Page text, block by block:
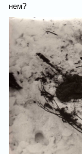
нем?